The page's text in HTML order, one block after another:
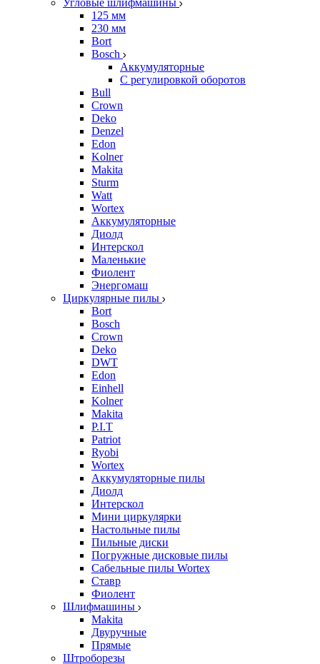
Угловые шлифмашины
125 мм
230 мм
Bort
Bosch
Аккумуляторные
С регулировкой оборотов
Bull
Crown
Deko
Denzel
Edon
Kolner
Makita
Sturm
Watt
Wortex
Аккумуляторные
Диолд
Интерскол
Маленькие
Фиолент
Энергомаш
Циркулярные пилы
Bort
Bosch
Crown
Deko
DWT
Edon
Einhell
Kolner
Makita
P.I.T
Patriot
Ryobi
Wortex
Аккумуляторные пилы
Диолд
Интерскол
Мини циркулярки
Настольные пилы
Пильные диски
Погружные дисковые пилы
Сабельные пилы Wortex
Ставр
Фиолент
Шлифмашины
Makita
Двуручные
Прямые
Штроборезы